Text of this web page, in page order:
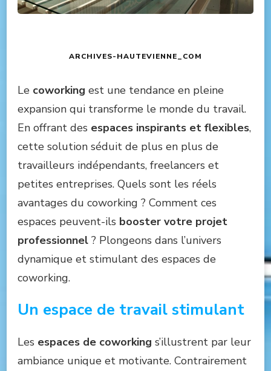
ARCHIVES-HAUTEVIENNE_COM
Le coworking est une tendance en pleine
expansion qui transforme le monde du travail.
En offrant des espaces inspirants et flexibles,
cette solution séduit de plus en plus de
travailleurs indépendants, freelancers et
petites entreprises. Quels sont les réels
avantages du coworking ? Comment ces
espaces peuvent-ils booster votre projet
professionnel ? Plongeons dans l’univers
dynamique et stimulant des espaces de
coworking.
Un espace de travail stimulant
Les espaces de coworking s’illustrent par leur
ambiance unique et motivante. Contrairement